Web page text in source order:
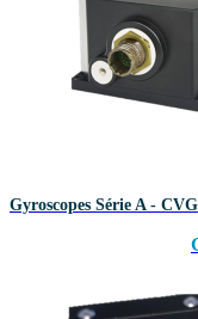
Gyroscopes Série A -